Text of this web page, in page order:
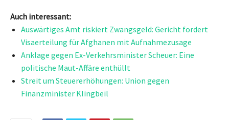
Auch interessant:
Auswärtiges Amt riskiert Zwangsgeld: Gericht fordert
Visaerteilung für Afghanen mit Aufnahmezusage
Anklage gegen Ex-Verkehrsminister Scheuer: Eine
politische Maut-Affäre enthüllt
Streit um Steuererhöhungen: Union gegen
Finanzminister Klingbeil